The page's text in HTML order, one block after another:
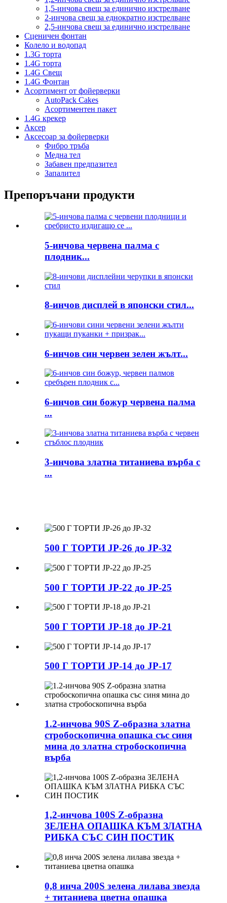
1,5-инчова свещ за единично изстрелване
2-инчова свещ за еднократно изстрелване
2,5-инчова свещ за единично изстрелване
Сценичен фонтан
Колело и водопад
1.3G торта
1.4G торта
1.4G Свещ
1.4G Фонтан
Асортимент от фойерверки
AutoPack Cakes
Асортиментен пакет
1.4G крекер
Аксер
Аксесоар за фойерверки
Фибро тръба
Медна тел
Забавен предпазител
Запалител
Препоръчани продукти
5-инчова червена палма с
плодник...
8-инчов дисплей в японски стил...
6-инчов син червен зелен жълт...
6-инчов син божур червена палма
...
3-инчова златна титаниева върба с
...
500 Г ТОРТИ JP-26 до JP-32
500 Г ТОРТИ JP-22 до JP-25
500 Г ТОРТИ JP-18 до JP-21
500 Г ТОРТИ JP-14 до JP-17
1.2-инчова 90S Z-образна златна
стробоскопична опашка със синя
мина до златна стробоскопична
върба
1,2-инчова 100S Z-образна
ЗЕЛЕНА ОПАШКА КЪМ ЗЛАТНА
РИБКА СЪС СИН ПОСТИК
0,8 инча 200S зелена лилава звезда
+ титаниева цветна опашка